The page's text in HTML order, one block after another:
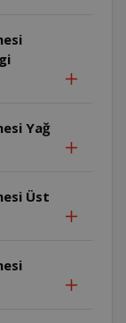
Yağ
Üst